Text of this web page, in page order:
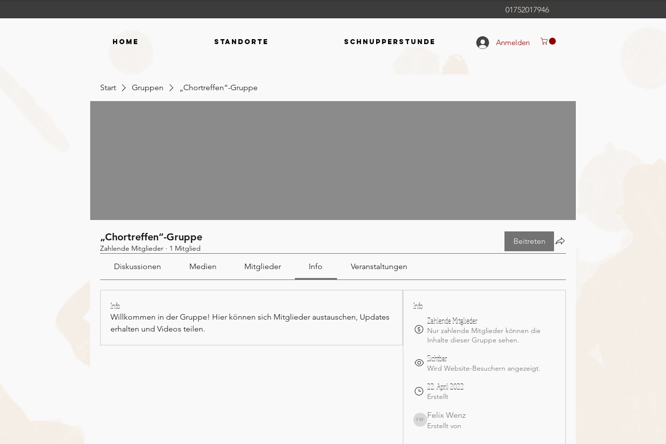
01752017946
Home Standorte Schnupperstunde Anmelden
Start Gruppen „Chortreffen“-Gruppe
„Chortreffen“-Gruppe
Zahlende Mitglieder · 1 Mitglied
Beitreten
Diskussionen Medien Mitglieder Info Veranstaltungen
Info
Willkommen in der Gruppe! Hier können sich Mitglieder austauschen, Updates
erhalten und Videos teilen.
Info
Zahlende Mitglieder
Nur zahlende Mitglieder können die
Inhalte dieser Gruppe sehen.
Sichtbar
Wird Website-Besuchern angezeigt.
22. April 2022
Erstellt
Felix Wenz
Felix Wenz
Erstellt von